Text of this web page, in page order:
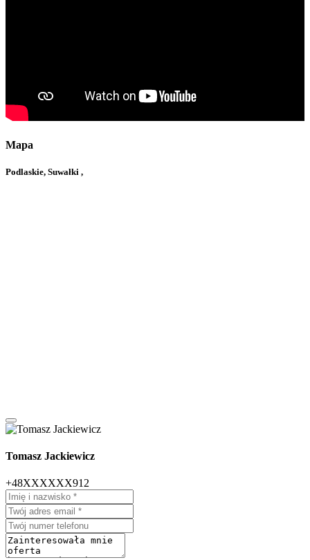
Mapa
Podlaskie, Suwałki ,
Tomasz Jackiewicz
+48XXXXXX912